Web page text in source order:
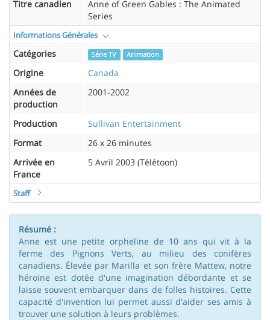
Titre canadien
Anne of Green Gables : The Animated
Series
Informations Générales
Catégories Série TV Animation
Origine
Canada
Années de
production
2001-2002
Production
Sullivan Entertainment
Format
26 x 26 minutes
Arrivée en
France
5 Avril 2003 (Télétoon)
Staff
Résumé :
Anne est une petite orpheline de 10 ans qui vit à la
ferme des Pignons Verts, au milieu des conifères
canadiens. Élevée par Marilla et son frère Mattew, notre
héroïne est dotée d'une imagination débordante et se
laisse souvent embarquer dans de folles histoires. Cette
capacité d'invention lui permet aussi d'aider ses amis à
trouver une solution à leurs problèmes.